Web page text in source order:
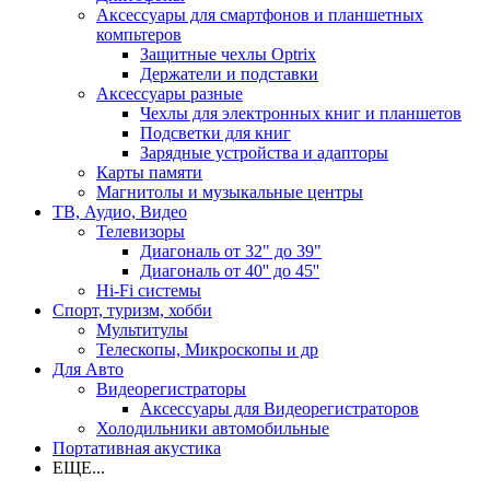
Аксессуары для смартфонов и планшетных
компьтеров
Защитные чехлы Optrix
Держатели и подставки
Аксессуары разные
Чехлы для электронных книг и планшетов
Подсветки для книг
Зарядные устройства и адапторы
Карты памяти
Магнитолы и музыкальные центры
ТВ, Аудио, Видео
Телевизоры
Диагональ от 32" до 39"
Диагональ от 40'' до 45''
Hi-Fi системы
Спорт, туризм, хобби
Мультитулы
Телескопы, Микроскопы и др
Для Авто
Видеорегистраторы
Аксессуары для Видеорегистраторов
Холодильники автомобильные
Портативная акустика
ЕЩЕ...